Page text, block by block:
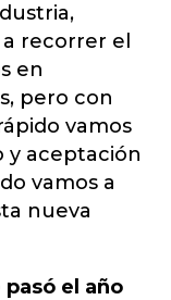
recorrer el
en
pero con
vamos
y aceptación
vamos a
nueva
el año